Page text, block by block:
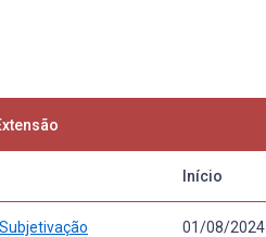
Início
01/08/2024